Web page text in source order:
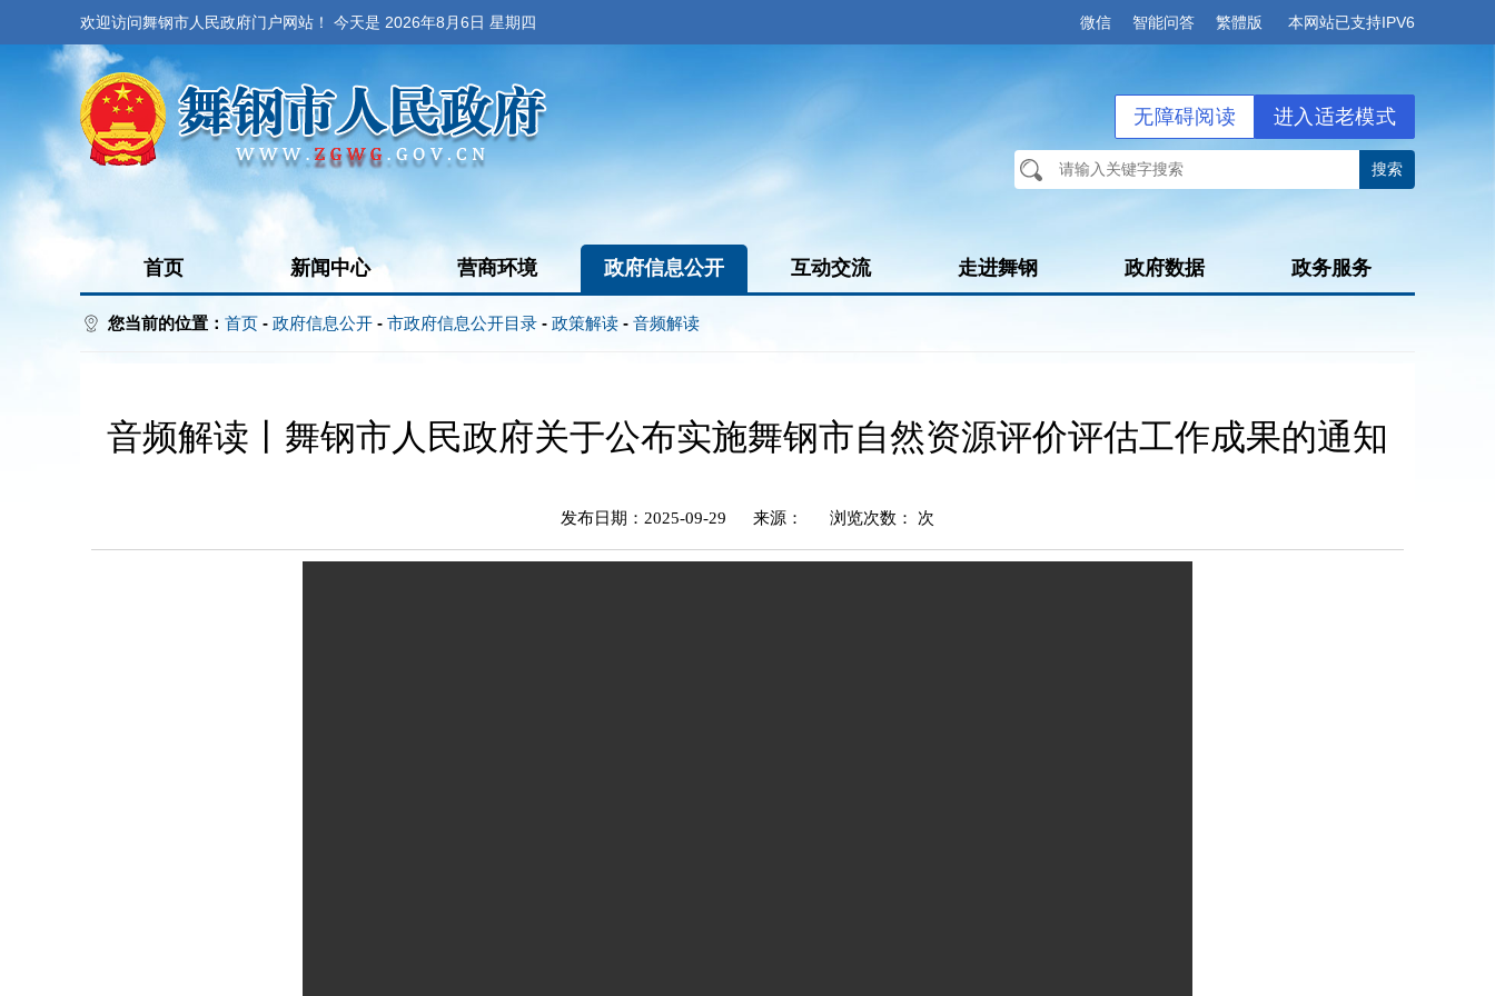
欢迎访问舞钢市人民政府门户网站！ 今天是 2026年8月6日 星期四 微信 智能问答 繁體版 本网站已支持IPV6
进入适老模式
无障碍阅读
首页 新闻中心 营商环境 政府信息公开 互动交流 走进舞钢 政府数据 政务服务
您当前的位置： 首页 - 政府信息公开 - 市政府信息公开目录 - 政策解读 - 音频解读
音频解读丨舞钢市人民政府关于公布实施舞钢市自然资源评价评估工作成果的通知
发布日期：2025-09-29 来源： 浏览次数： 次